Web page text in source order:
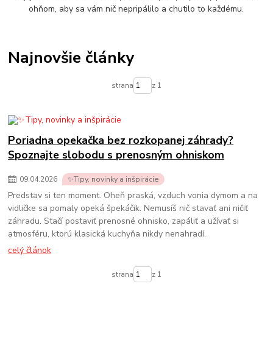
ohňom, aby sa vám nič nepripálilo a chutilo to každému.
Najnovšie články
strana z 1
Poriadna opekačka bez rozkopanej záhrady?
Spoznajte slobodu s prenosným ohniskom
09.04.2026 ✨Tipy, novinky a inšpirácie
Predstav si ten moment. Oheň praská, vzduch vonia dymom a na
vidličke sa pomaly opeká špekáčik. Nemusíš nič stavať ani ničiť
záhradu. Stačí postaviť prenosné ohnisko, zapáliť a užívať si
atmosféru, ktorú klasická kuchyňa nikdy nenahradí.
celý článok
strana z 1